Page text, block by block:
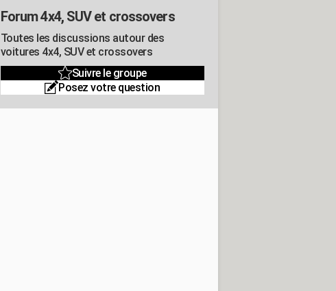
Forum 4x4, SUV et crossovers
Toutes les discussions autour des
voitures 4x4, SUV et crossovers
Suivre le groupe
Posez votre question